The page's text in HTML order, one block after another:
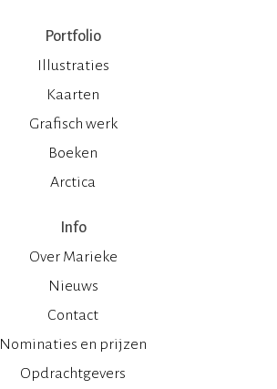
Portfolio
Illustraties
Kaarten
Grafisch werk
Boeken
Arctica
Info
Over Marieke
Nieuws
Contact
Nominaties en prijzen
Opdrachtgevers